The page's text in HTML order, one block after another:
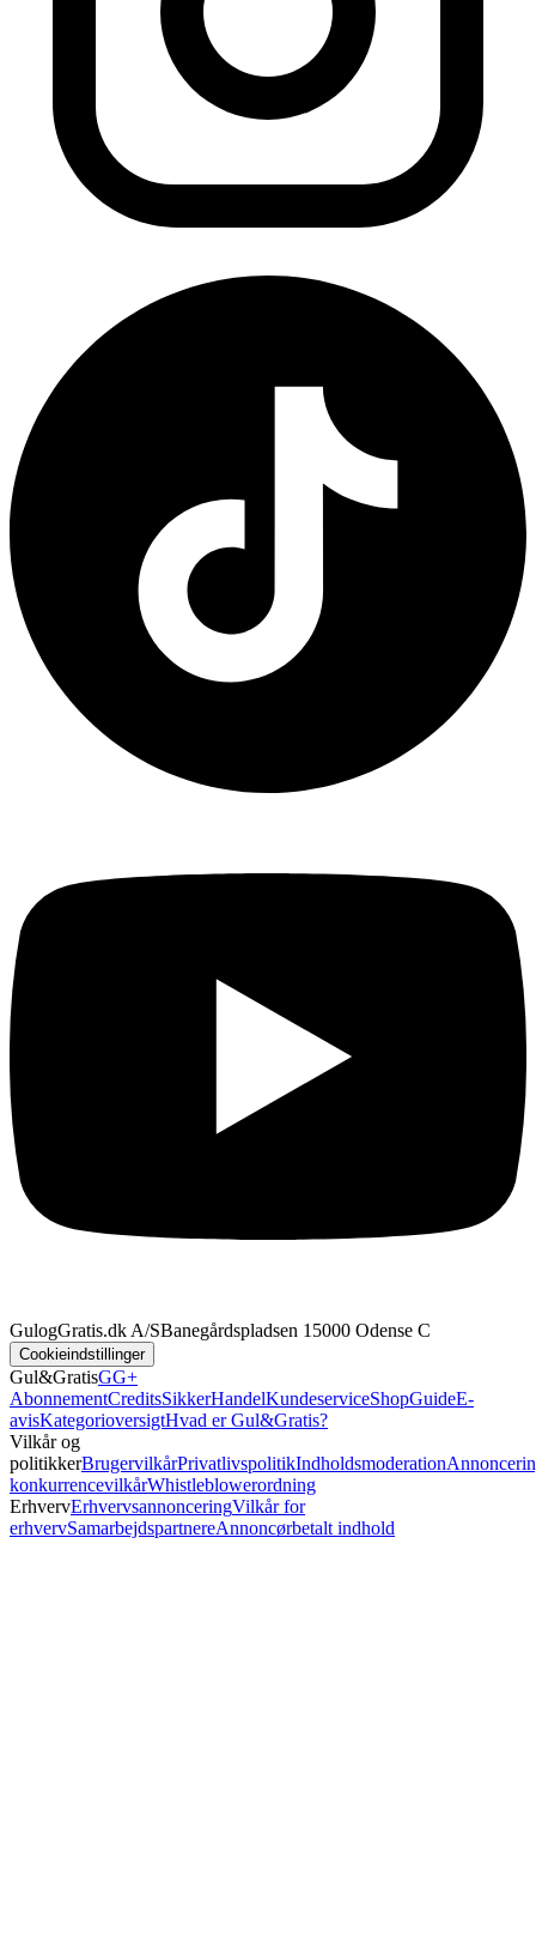
GulogGratis.dk A/SBanegårdspladsen 1 5000 Odense C
Cookieindstillinger
Gul&GratisGG+
AbonnementCreditsSikkerHandelKundeserviceShopGuideE-
avisKategorioversigtHvad er Gul&Gratis?
Vilkår og
politikkerBrugervilkårPrivatlivspolitikIndholdsmoderation
konkurrencevilkårWhistleblowerordning
ErhvervErhvervsannonceringVilkår for
erhvervSamarbejdspartnereAnnoncørbetalt indhold